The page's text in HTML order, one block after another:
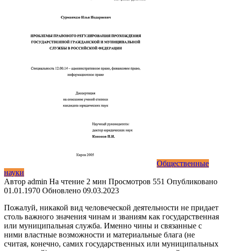
Общественные
науки
Автор admin На чтение 2 мин Просмотров 551 Опубликовано
01.01.1970 Обновлено 09.03.2023
Пожалуй, никакой вид человеческой деятельности не придает
столь важного значения чинам и званиям как государственная
или муниципальная служба. Именно чины и связанные с
ними властные возможности и материальные блага (не
считая, конечно, самих госу­дарственных или муниципальных